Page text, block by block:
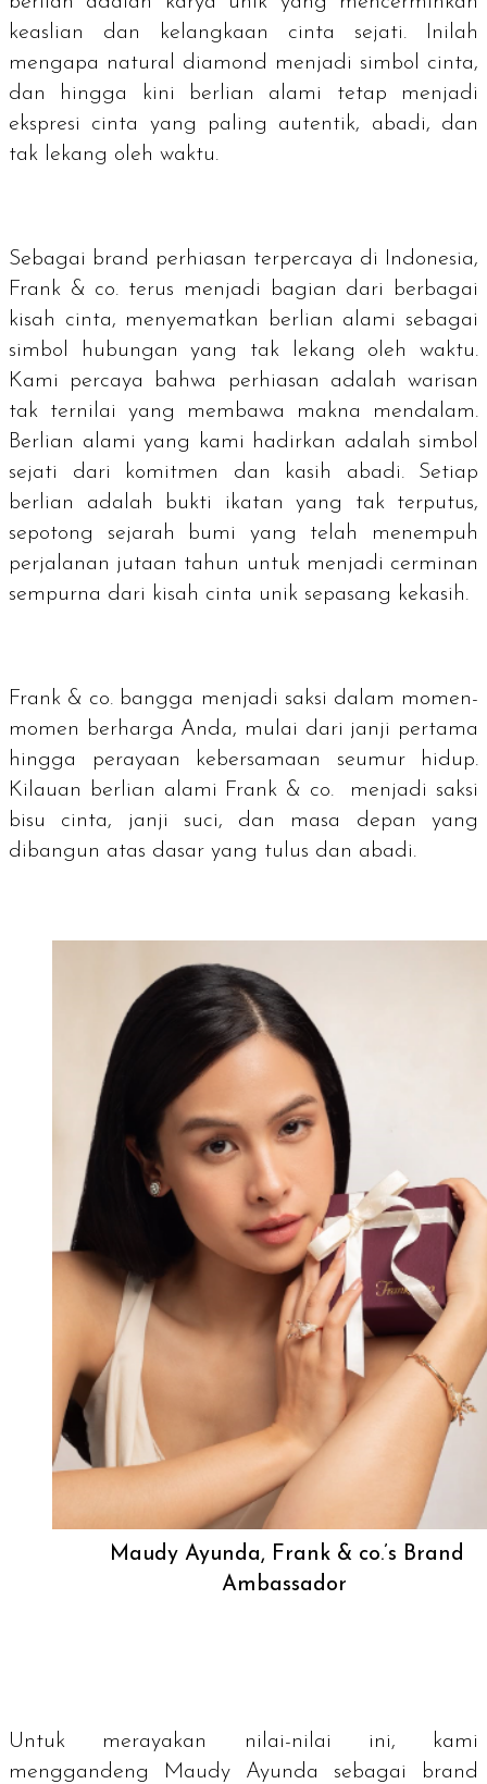
keaslian dan kelangkaan cinta sejati. Inilah
mengapa natural diamond menjadi simbol cinta,
dan hingga kini berlian alami tetap menjadi
ekspresi cinta yang paling autentik, abadi, dan
tak lekang oleh waktu.
Sebagai brand perhiasan terpercaya di Indonesia,
Frank & co. terus menjadi bagian dari berbagai
kisah cinta, menyematkan berlian alami sebagai
simbol hubungan yang tak lekang oleh waktu.
Kami percaya bahwa perhiasan adalah warisan
tak ternilai yang membawa makna mendalam.
Berlian alami yang kami hadirkan adalah simbol
sejati dari komitmen dan kasih abadi. Setiap
berlian adalah bukti ikatan yang tak terputus,
sepotong sejarah bumi yang telah menempuh
perjalanan jutaan tahun untuk menjadi cerminan
sempurna dari kisah cinta unik sepasang kekasih.
Frank & co. bangga menjadi saksi dalam momen-
momen berharga Anda, mulai dari janji pertama
hingga perayaan kebersamaan seumur hidup.
Kilauan berlian alami Frank & co. menjadi saksi
bisu cinta, janji suci, dan masa depan yang
dibangun atas dasar yang tulus dan abadi.
Maudy Ayunda, Frank & co.’s Brand
Ambassador
Untuk merayakan nilai-nilai ini, kami
menggandeng Maudy Ayunda sebagai
brand